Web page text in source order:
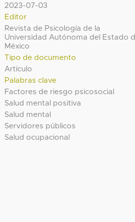
2023-07-03
Editor
Revista de Psicología de la
Universidad Autónoma del Estado
México
Tipo de documento
Artículo
Palabras clave
Factores de riesgo psicosocial
Salud mental positiva
Salud mental
Servidores públicos
Salud ocupacional